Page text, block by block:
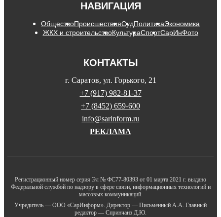
НАВИГАЦИЯ
ОбществоПроисшествияСудПолитикаЭкономика
ЖКХ и строительствоКультураСпортСарИнФото
КОНТАКТЫ
г. Саратов, ул. Горького, 21
+7 (917) 982-81-37
+7 (8452) 659-600
info@sarinform.ru
РЕКЛАМА
Регистрационный номер серия Эл № ФС77-80393 от 01 марта 2021 г. выдано
Федеральной службой по надзору в сфере связи, информационных технологий и
массовых коммуникаций.
Учредитель — ООО «СарИнформ». Директор — Письменный А.А. Главный
редактор — Спринчанэ Д.Ю.